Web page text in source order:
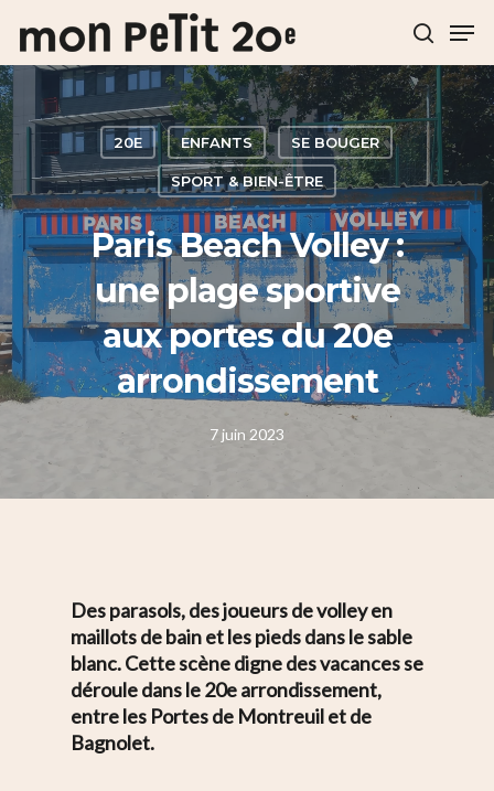
Hit enter to search or ESC to close
20E ENFANTS SE BOUGER
SPORT & BIEN-ÊTRE
Paris Beach Volley :
une plage sportive
aux portes du 20e
arrondissement
7 juin 2023
Des parasols, des joueurs de volley en
maillots de bain et les pieds dans le sable
blanc. Cette scène digne des vacances se
déroule dans le 20e arrondissement,
entre les Portes de Montreuil et de
Bagnolet.